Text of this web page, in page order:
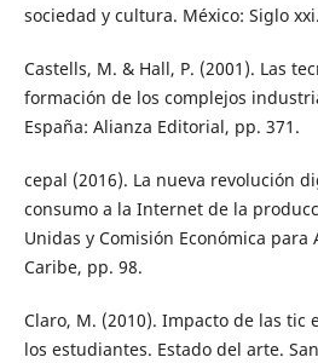
sociedad y cultura. México: Siglo xxi.
Castells, M. & Hall, P. (2001). Las
formación de los complejos
España: Alianza Editorial, pp. 371.
cepal (2016). La nueva revolución
consumo a la Internet de la
Unidas y Comisión Económica para
Caribe, pp. 98.
Claro, M. (2010). Impacto de las tic
los estudiantes. Estado del arte.